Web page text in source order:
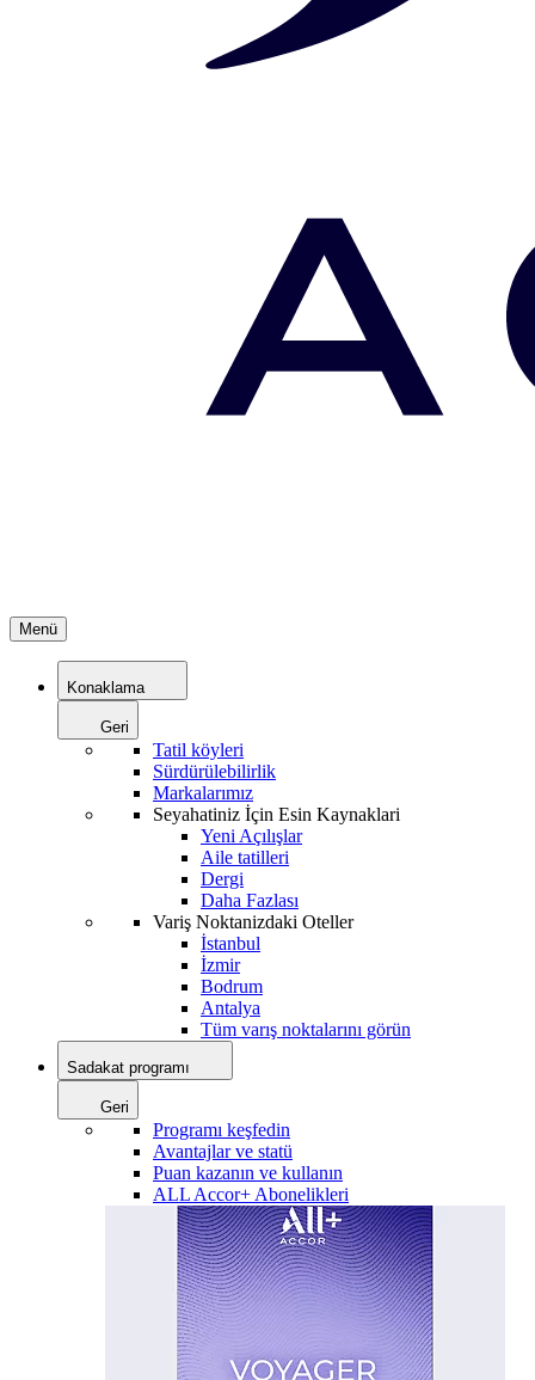
Menü
Konaklama
Geri
Tatil köyleri
Sürdürülebilirlik
Markalarımız
Seyahatiniz İçin Esin Kaynaklari
Yeni Açılışlar
Aile tatilleri
Dergi
Daha Fazlası
Variş Noktanizdaki Oteller
İstanbul
İzmir
Bodrum
Antalya
Tüm varış noktalarını görün
Sadakat programı
Geri
Programı keşfedin
Avantajlar ve statü
Puan kazanın ve kullanın
ALL Accor+ Abonelikleri